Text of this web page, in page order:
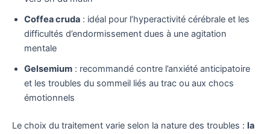
Coffea cruda : idéal pour l’hyperactivité cérébrale et les
difficultés d’endormissement dues à une agitation
mentale
Gelsemium : recommandé contre l’anxiété anticipatoire
et les troubles du sommeil liés au trac ou aux chocs
émotionnels
Le choix du traitement varie selon la nature des troubles : la